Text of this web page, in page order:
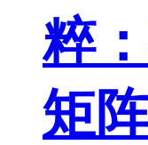
粹
矩